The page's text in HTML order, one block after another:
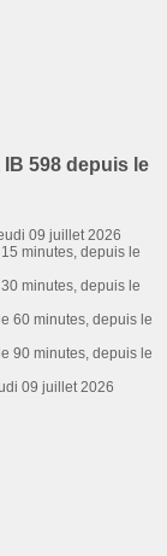
598 depuis le
09 juillet 2026
minutes, depuis le
minutes, depuis le
60 minutes, depuis le
90 minutes, depuis le
09 juillet 2026